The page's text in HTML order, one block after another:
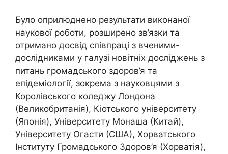
Було оприлюднено результати виконаної
наукової роботи, розширено зв’язки та
отримано досвід співпраці з вченими-
дослідниками у галузі новітніх досліджень з
питань громадського здоров’я та
епідеміології, зокрема з науковцями з
Королівського коледжу Лондона
(Великобританія), Кіотського університету
(Японія), Університету Монаша (Китай),
Університету Огасти (США), Хорватського
Інституту Громадського Здоров’я (Хорватія),